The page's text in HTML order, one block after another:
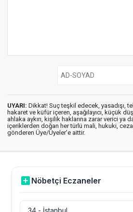
UYARI: Dikkat! Suç teşkil edecek, yasadışı,
hakaret ve küfür içeren, aşağılayıcı, küçük
ahlaka aykırı, kişilik haklarına zarar verici ya
içeriklerden doğan her türlü mali, hukuki,
gönderen Üye/Üyeler’e aittir.